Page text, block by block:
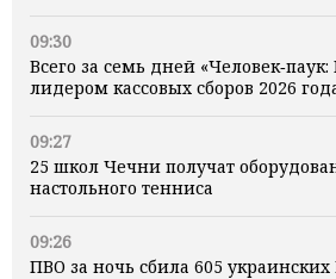
09:30
Всего за семь дней
лидером кассовых сборов 2026
09:27
25 школ Чечни получат
настольного тенниса
09:26
ПВО за ночь сбила 605